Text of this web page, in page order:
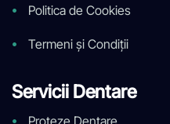
Politica de Cookies
Termeni și Condiții
Servicii Dentare
Proteze Dentare